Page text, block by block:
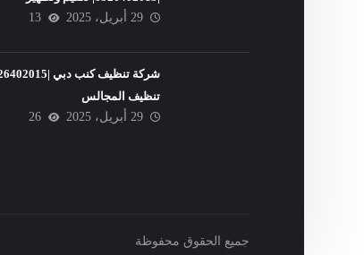
29 أبريل، 2025
13
تنظيف المجالس
29 أبريل، 2025
26
جميع الحقوق محفوظة